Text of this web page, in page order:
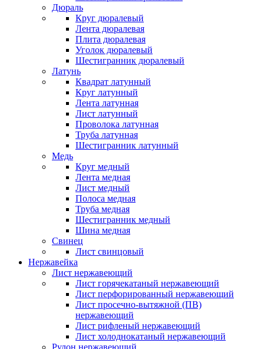
Дюраль
Круг дюралевый
Лента дюралевая
Плита дюралевая
Уголок дюралевый
Шестигранник дюралевый
Латунь
Квадрат латунный
Круг латунный
Лента латунная
Лист латунный
Проволока латунная
Труба латунная
Шестигранник латунный
Медь
Круг медный
Лента медная
Лист медный
Полоса медная
Труба медная
Шестигранник медный
Шина медная
Свинец
Лист свинцовый
Нержавейка
Лист нержавеющий
Лист горячекатаный нержавеющий
Лист перфорированный нержавеющий
Лист просечно-вытяжной (ПВ)
нержавеющий
Лист рифленый нержавеющий
Лист холоднокатаный нержавеющий
Рулон нержавеющий